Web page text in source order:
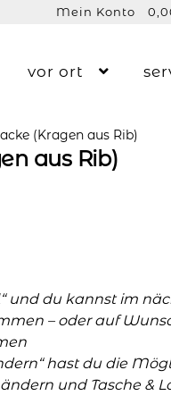
Mein Konto
vor ort
(Kragen aus Rib)
aus Rib)
und du kannst im
– oder auf
hast du die
und Tasche &